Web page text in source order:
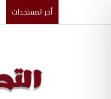
أخر المستجدات